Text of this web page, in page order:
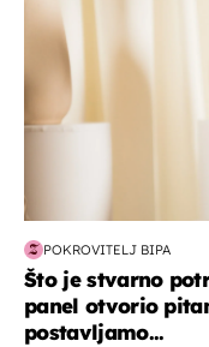
POKROVITELJ BIPA
Što je stvarno
panel otvorio
postavljamo...